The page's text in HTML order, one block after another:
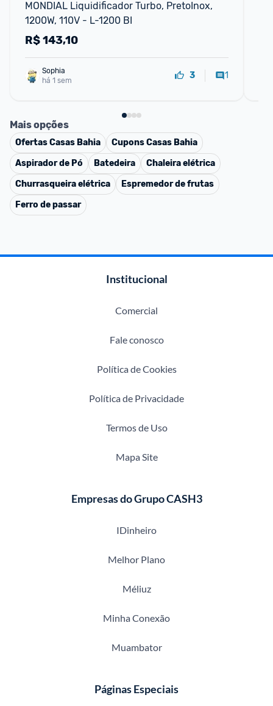
MONDIAL Liquidificador Turbo, PretoInox,
1200W, 110V - L-1200 BI
R$143,10
Sophia
há 1 sem
3 1
Mais opções
OfertasCasas Bahia CuponsCasas Bahia
Aspirador de Pó
Batedeira
Chaleira elétrica
Churrasqueira elétrica
Espremedor de frutas
Ferro de passar
Institucional
Comercial
Fale conosco
Política de Cookies
Política de Privacidade
Termos de Uso
Mapa Site
Empresas do Grupo CASH3
IDinheiro
Melhor Plano
Méliuz
Minha Conexão
Muambator
Páginas Especiais